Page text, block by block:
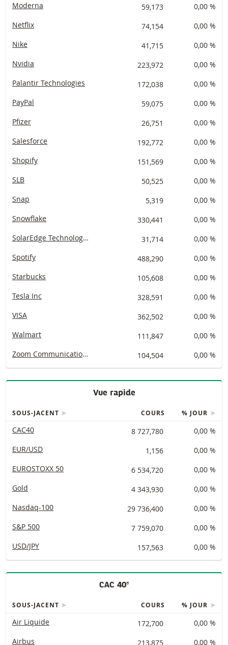
Vue rapide
SOUS-JACENT COURS % JOUR
CAC40 8 727,780
0,00 %
EUR/USD
1,156
0,00 %
EUROSTOXX 50
6 534,720
0,00 %
Gold
4 343,930
0,00 %
Nasdaq-100
29 736,400
0,00 %
S&P 500
7 759,070
0,00 %
USD/JPY
157,563 0,00 %
CAC 40®
SOUS-JACENT COURS % JOUR
Air Liquide 172,700
0,00 %
Airbus
213,875 0,00 %
Moderna
59,173
0,00 %
Netflix
74,154
0,00 %
Nike
41,715
0,00 %
Nvidia
223,972
0,00 %
Palantir Technologies
172,038
0,00 %
PayPal
59,075
0,00 %
Pfizer
26,751
0,00 %
Salesforce
192,772
0,00 %
Shopify
151,569
0,00 %
SLB
50,525
0,00 %
Snap
5,319
0,00 %
Snowflake
330,441
0,00 %
SolarEdge Technologies
31,714
0,00 %
Spotify
488,290
0,00 %
Starbucks
105,608
0,00 %
Tesla Inc
328,591
0,00 %
VISA
362,502
0,00 %
Walmart
111,847
0,00 %
Zoom Communications
104,504 0,00 %